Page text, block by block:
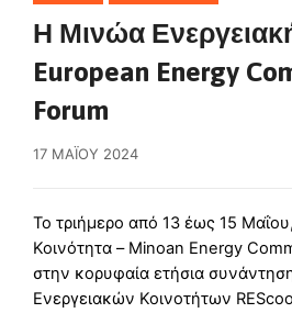
Η Μινώα
European Energy
Forum
17 ΜΑΪ́ΟΥ 2024
Το τριήμερο από 13 έως 15
Κοινότητα – Minoan Energy
στην κορυφαία ετήσια
Ενεργειακών Κοινοτήτων